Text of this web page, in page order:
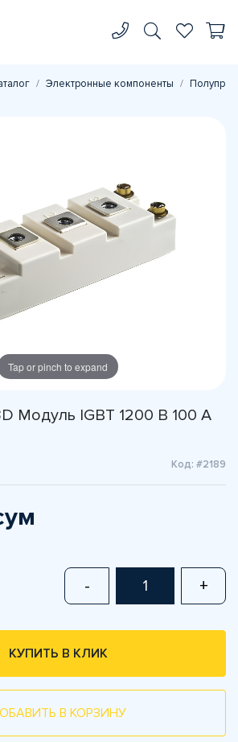
Электронные компоненты
Tap or pinch to expand
Модуль IGBT 1200 В 100 A
Код: #2189
- +
КУПИТЬ В КЛИК
В КОРЗИНУ